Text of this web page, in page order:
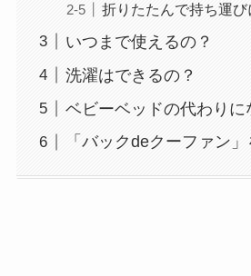
折りたたんで持ち運び
いつまで使えるの？
洗濯はできるの？
ベビーベッドの代わりに
「バックdeクーファン